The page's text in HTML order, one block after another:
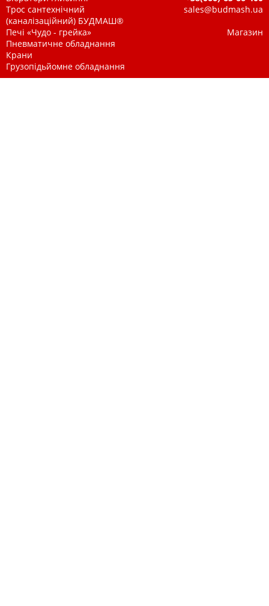
Трос сантехнічний
(каналізаційний) БУДМАШ®
Печі «Чудо - грейка»
Пневматичне обладнання
Крани
Грузопідьйомне обладнання
sales@budmash.ua
Магазин